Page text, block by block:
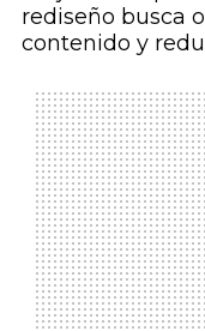
rediseño busca
contenido y